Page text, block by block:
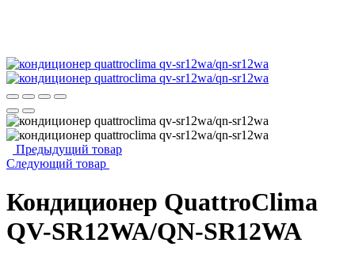
Предыдущий товар
Следующий товар
Кондиционер QuattroСlima
QV-SR12WA/QN-SR12WA